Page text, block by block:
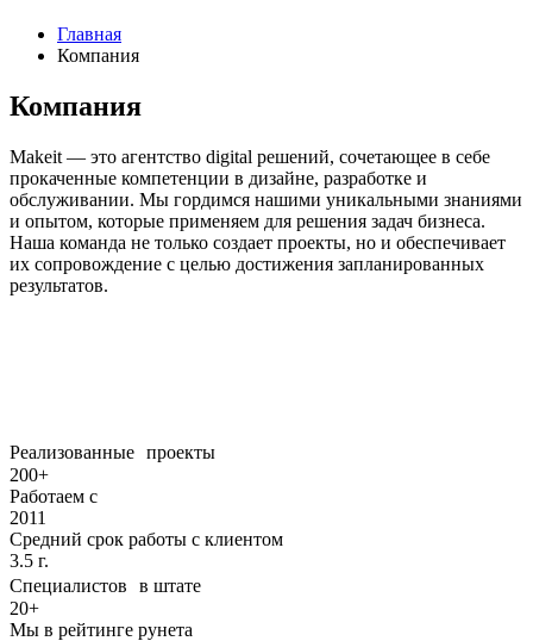
Главная
Компания
Компания
Makeit — это агентство digital решений, сочетающее в себе
прокаченные компетенции в дизайне, разработке и
обслуживании. Мы гордимся нашими уникальными знаниями
и опытом, которые применяем для решения задач бизнеса.
Наша команда не только создает проекты, но и обеспечивает
их сопровождение с целью достижения запланированных
результатов.
Реализованные проекты
200+
Работаем с
2011
Средний срок работы с клиентом
3.5 г.
Специалистов в штате
20+
Мы в рейтинге рунета